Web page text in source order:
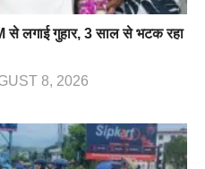
लगाई गुहार, 3 साल से भटक रहा
8, 2026